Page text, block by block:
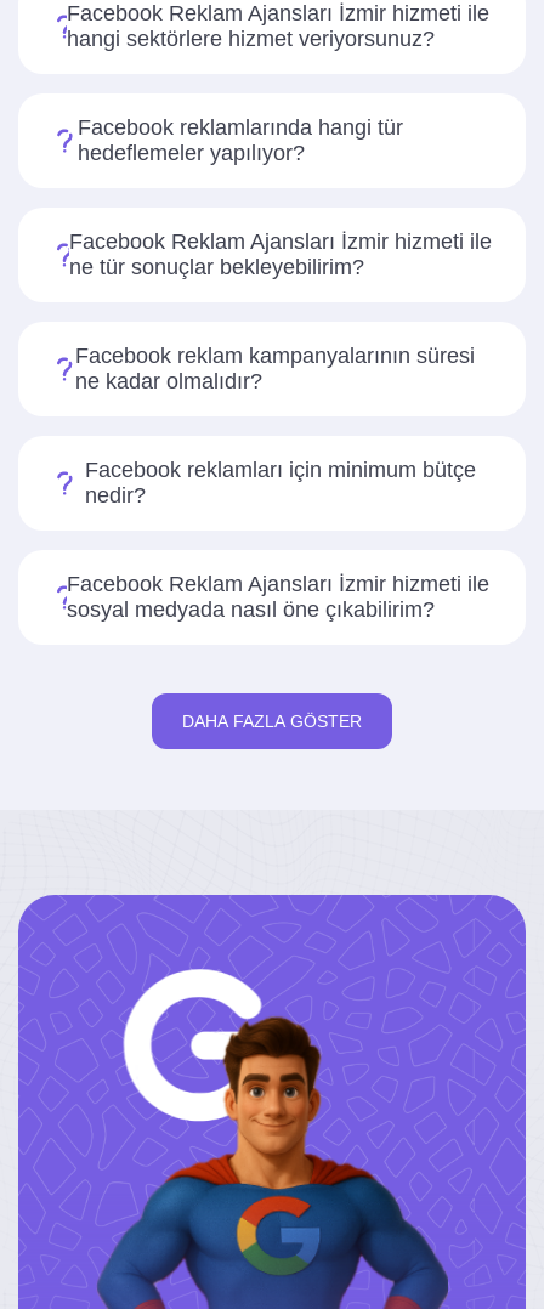
Facebook Reklam Ajansları İzmir hizmeti ile
hangi sektörlere hizmet veriyorsunuz?
Facebook reklamlarında hangi tür
hedeflemeler yapılıyor?
Facebook Reklam Ajansları İzmir hizmeti ile
ne tür sonuçlar bekleyebilirim?
Facebook reklam kampanyalarının süresi
ne kadar olmalıdır?
Facebook reklamları için minimum bütçe
nedir?
Facebook Reklam Ajansları İzmir hizmeti ile
sosyal medyada nasıl öne çıkabilirim?
DAHA FAZLA GÖSTER